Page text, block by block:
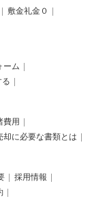
敷金礼金０
ーム
る
費用
却に必要な書類とは
採用情報